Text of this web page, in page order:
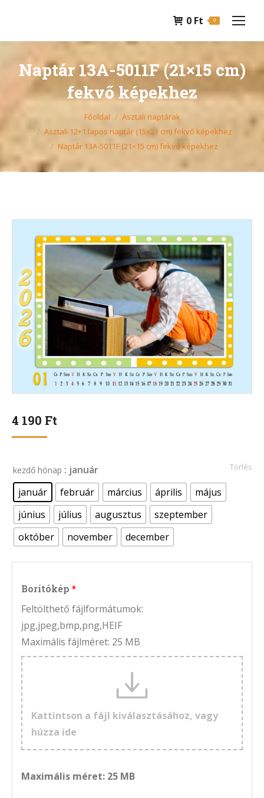
0 Ft 0
Naptár 13A-5011F (21×15 cm)
fekvő képekhez
Főoldal
Asztali naptárak
Asztali 12+1 lapos naptár (15x21 cm) fekvő képekhez
Naptár 13A-5011F (21×15 cm) fekvő képekhez
4 190 Ft
kezdő hónap : január
január
február március április
május
június
július augusztus
szeptember
október
november december
Törlés
Borítókép
Feltölthető fájlformátumok:
jpg,jpeg,bmp,png,HEIF
Maximális fájlméret: 25 MB
Kattintson a fájl kiválasztásához, vagy
húzza ide
Maximális méret: 25 MB